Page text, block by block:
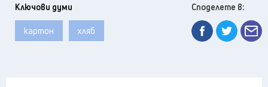
Ключови думи
картон хляб
Споделете в: